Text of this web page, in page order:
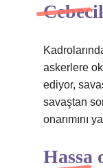
askerlere
ediyor,
savaştan
onarımını
Hassa